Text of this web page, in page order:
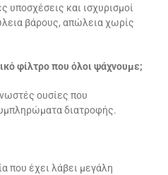
και ισχυρισμοί
βάρους, απώλεια χωρίς
φίλτρο που όλοι ψάχνουμε;
ουσίες που
διατροφής.
που έχει λάβει μεγάλη